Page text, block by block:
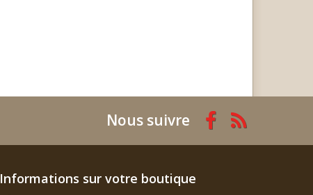
Nous suivre
Informations sur votre boutique